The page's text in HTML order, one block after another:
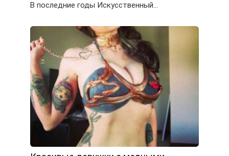
В последние годы Искусственный…